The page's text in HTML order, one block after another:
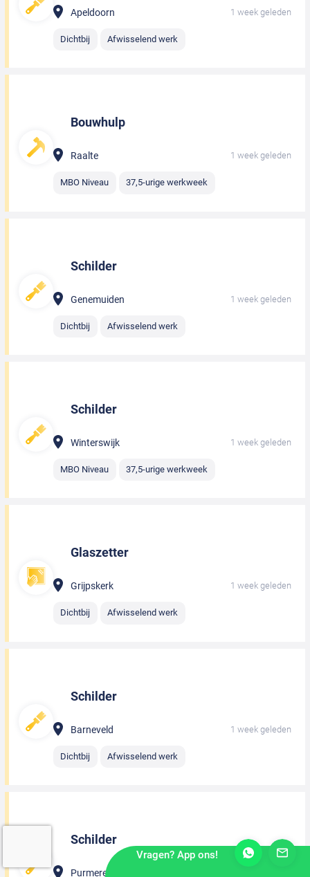
Apeldoorn 1 week geleden
Dichtbij Afwisselend werk
Bouwhulp
Raalte 1 week geleden
MBO Niveau 37,5-urige werkweek
Schilder
Genemuiden 1 week geleden
Dichtbij Afwisselend werk
Schilder
Winterswijk 1 week geleden
MBO Niveau 37,5-urige werkweek
Glaszetter
Grijpskerk 1 week geleden
Dichtbij Afwisselend werk
Schilder
Barneveld 1 week geleden
Dichtbij Afwisselend werk
Schilder
Purmerend
Vragen? App ons!